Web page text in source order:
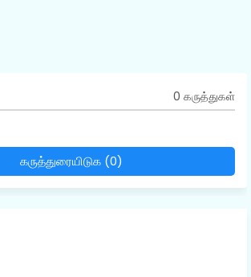
0 கருத்துகள்
கருத்துரையிடுக (0)